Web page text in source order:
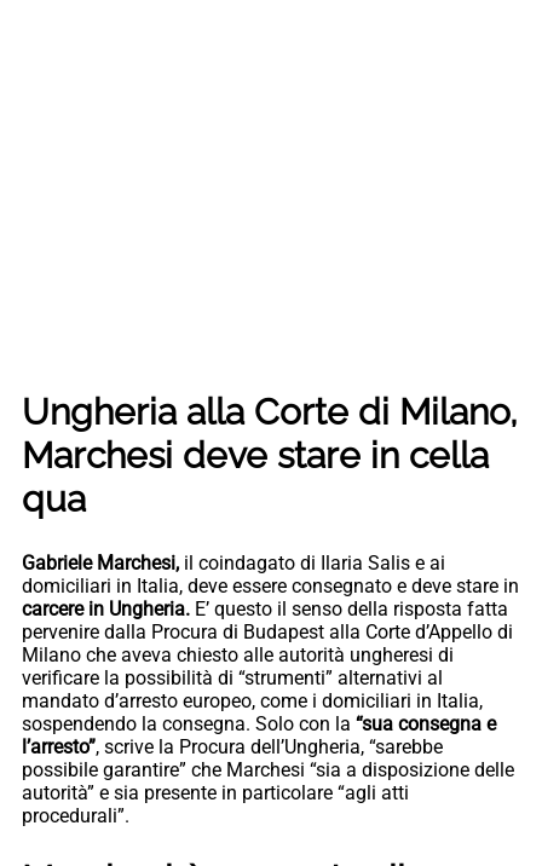
Ungheria alla Corte di Milano,
Marchesi deve stare in cella
qua
Gabriele Marchesi, il coindagato di Ilaria Salis e ai
domiciliari in Italia, deve essere consegnato e deve stare in
carcere in Ungheria. E’ questo il senso della risposta fatta
pervenire dalla Procura di Budapest alla Corte d’Appello di
Milano che aveva chiesto alle autorità ungheresi di
verificare la possibilità di “strumenti” alternativi al
mandato d’arresto europeo, come i domiciliari in Italia,
sospendendo la consegna. Solo con la “sua consegna e
l’arresto”, scrive la Procura dell’Ungheria, “sarebbe
possibile garantire” che Marchesi “sia a disposizione delle
autorità” e sia presente in particolare “agli atti
procedurali”.